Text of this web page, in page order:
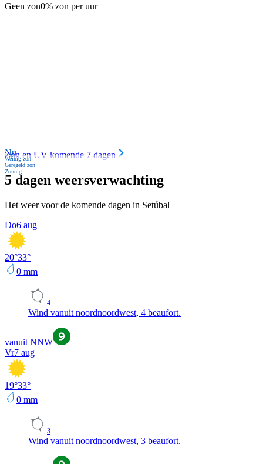
Geen zon0% zon per uur
Nu
Weinig zon
Geregeld zon
Zonnig
Zon en UV komende 7 dagen
5 dagen weersverwachting
Het weer voor de komende dagen in Setúbal
Do6 aug
20°33°
0 mm
4
Wind vanuit noordnoordwest, 4 beaufort.
vanuit NNW
Vr7 aug
19°33°
0 mm
3
Wind vanuit noordnoordwest, 3 beaufort.